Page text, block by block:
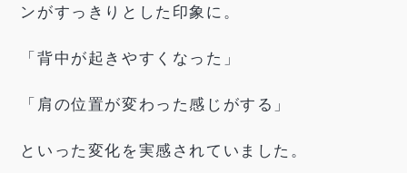
ンがすっきりとした印象に。
「背中が起きやすくなった」
「肩の位置が変わった感じがする」
といった変化を実感されていました。